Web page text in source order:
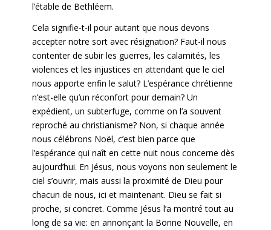
l’étable de Bethléem.
Cela signifie-t-il pour autant que nous devons
accepter notre sort avec résignation? Faut-il nous
contenter de subir les guerres, les calamités, les
violences et les injustices en attendant que le ciel
nous apporte enfin le salut? L’espérance chrétienne
n’est-elle qu’un réconfort pour demain? Un
expédient, un subterfuge, comme on l’a souvent
reproché au christianisme? Non, si chaque année
nous célébrons Noël, c’est bien parce que
l’espérance qui naît en cette nuit nous concerne dès
aujourd’hui. En Jésus, nous voyons non seulement le
ciel s’ouvrir, mais aussi la proximité de Dieu pour
chacun de nous, ici et maintenant. Dieu se fait si
proche, si concret. Comme Jésus l’a montré tout au
long de sa vie: en annonçant la Bonne Nouvelle, en